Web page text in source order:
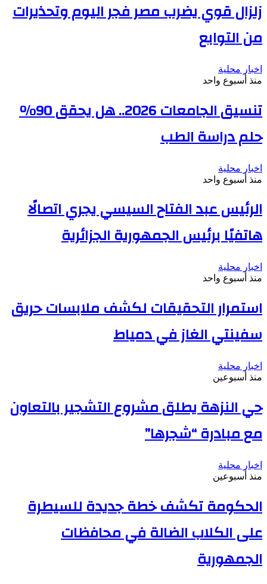
زلزال قوي يضرب مصر فجر اليوم وتحذيرات
من التوابع
اخبار محلية
منذ أسبوع واحد
تنسيق الجامعات 2026.. هل يحقق 90%
حلم دراسة الطب
اخبار محلية
منذ أسبوع واحد
الرئيس عبد الفتاح السيسي يجري اتصالًا
هاتفيًا برئيس الجمهورية الجزائرية
اخبار محلية
منذ أسبوع واحد
استمرار التحقيقات لكشف ملابسات حريق
سفينتي الغاز في دمياط
اخبار محلية
منذ أسبوعين
حي النزهة يطلق مشروع التشجير بالتعاون
مع مبادرة “شجرها”
اخبار محلية
منذ أسبوعين
الحكومة تكشف خطة جديدة للسيطرة
على الكلاب الضالة في محافظات
الجمهورية